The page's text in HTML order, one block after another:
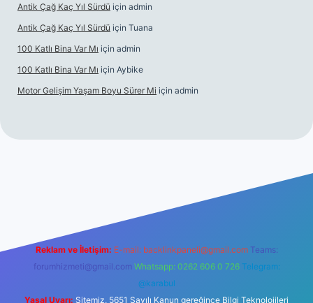
Antik Çağ Kaç Yıl Sürdü için admin
Antik Çağ Kaç Yıl Sürdü için Tuana
100 Katlı Bina Var Mı için admin
100 Katlı Bina Var Mı için Aybike
Motor Gelişim Yaşam Boyu Sürer Mi için admin
Reklam ve İletişim: E-mail: backlinkpaneli@gmail.com Teams:
forumhizmeti@gmail.com Whatsapp: 0262 606 0 726 Telegram:
@karabul
Yasal Uyarı: Sitemiz, 5651 Sayılı Kanun gereğince Bilgi Teknolojileri